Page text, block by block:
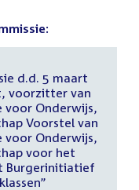
d.d. 5 maart
voorzitter van
voor Onderwijs,
Voorstel van
voor Onderwijs,
voor het
Burgerinitiatief